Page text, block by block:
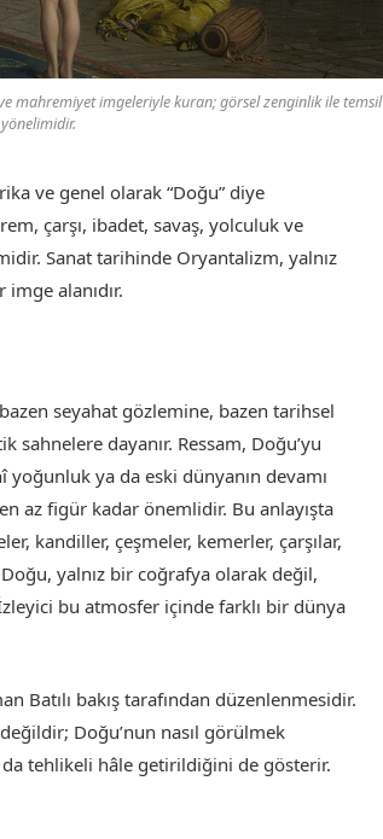
mahremiyet imgeleriyle kuran; görsel zenginlik ile temsil
ve genel olarak “Doğu” diye
çarşı, ibadet, savaş, yolculuk ve
Sanat tarihinde Oryantalizm, yalnız
imge alanıdır.
seyahat gözlemine, bazen tarihsel
dayanır. Ressam, Doğu’yu
ya da eski dünyanın devamı
az figür kadar önemlidir. Bu anlayışta
kandiller, çeşmeler, kemerler, çarşılar,
yalnız bir coğrafya olarak değil,
bu atmosfer içinde farklı bir dünya
Batılı bakış tarafından düzenlenmesidir.
Doğu’nun nasıl görülmek
tehlikeli hâle getirildiğini de gösterir.